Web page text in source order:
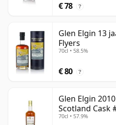
€ 78 ?
Glen Elgin 13
Flyers
70cl • 58.5%
€ 80 ?
Glen Elgin
Scotland Cask
70cl • 57.9%